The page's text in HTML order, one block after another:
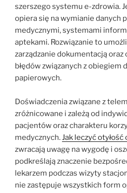
szerszego systemu e-zdrowia.
opiera się na wymianie danych
medycznymi, systemami
aptekami. Rozwiązanie to
zarządzanie dokumentacją oraz
błędów związanych z obiegiem
papierowych.
Doświadczenia związane z
zróżnicowane i zależą od
pacjentów oraz charakteru
medycznych.Jak leczyć otyłość
zwracają uwagę na wygodę i
podkreślają znaczenie
lekarzem podczas wizyty
nie zastępuje wszystkich form